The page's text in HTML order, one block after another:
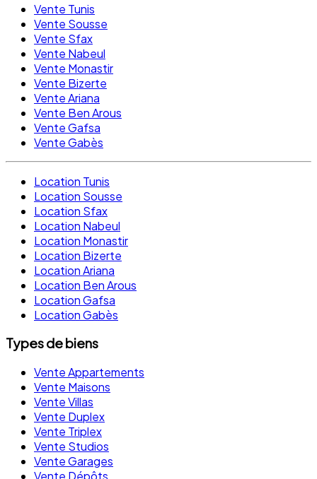
Vente Tunis
Vente Sousse
Vente Sfax
Vente Nabeul
Vente Monastir
Vente Bizerte
Vente Ariana
Vente Ben Arous
Vente Gafsa
Vente Gabès
Location Tunis
Location Sousse
Location Sfax
Location Nabeul
Location Monastir
Location Bizerte
Location Ariana
Location Ben Arous
Location Gafsa
Location Gabès
Types de biens
Vente Appartements
Vente Maisons
Vente Villas
Vente Duplex
Vente Triplex
Vente Studios
Vente Garages
Vente Dépôts